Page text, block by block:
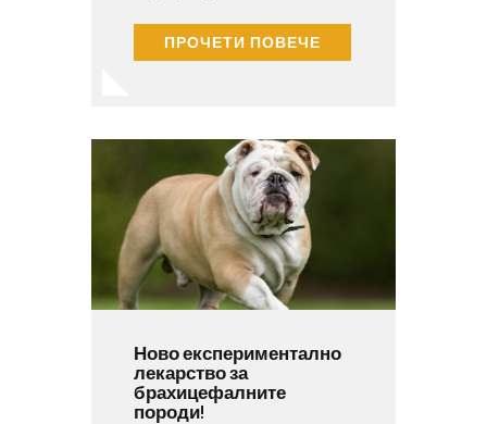
ПРОЧЕТИ ПОВЕЧЕ
Ново експериментално
лекарство за
брахицефалните
породи!